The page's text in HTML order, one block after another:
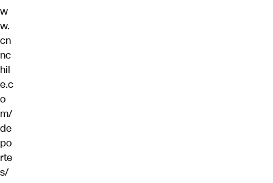
w
w.
cn
nc
hil
e.c
o
m/
de
po
rte
s/